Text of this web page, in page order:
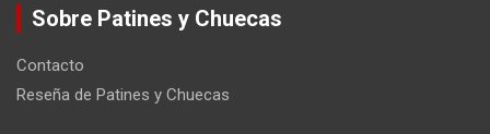
Sobre Patines y Chuecas
Contacto
Reseña de Patines y Chuecas